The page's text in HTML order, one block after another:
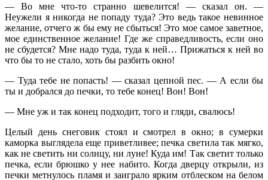
— Во мне что-то странно шевелится! — сказал он. —
Неужели я никогда не попаду туда? Это ведь такое невинное
желание, отчего ж бы ему не сбыться! Это мое самое заветное,
мое единственное желание! Где же справедливость, если оно
не сбудется? Мне надо туда, туда к ней… Прижаться к ней во
что бы то не стало, хоть бы разбить окно!
— Туда тебе не попасть! — сказал цепной пес. — А если бы
ты и добрался до печки, то тебе конец! Вон! Вон!
— Мне уж и так конец подходит, того и гляди, свалюсь!
Целый день снеговик стоял и смотрел в окно; в сумерки
каморка выглядела еще приветливее; печка светила так мягко,
как не светить ни солнцу, ни луне! Куда им! Так светит только
печка, если брюшко у нее набито. Когда дверцу открыли, из
печки метнулось пламя и заиграло ярким отблеском на белом